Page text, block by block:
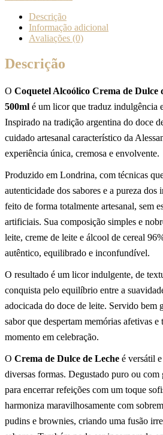
Descrição
Informação adicional
Avaliações (0)
Descrição
O Coquetel Alcoólico Crema de Dulce
500ml é um licor que traduz indulgência
Inspirado na tradição argentina do doce
cuidado artesanal característico da
experiência única, cremosa e envolvente.
Produzido em Londrina, com técnicas
autenticidade dos sabores e a pureza dos
feito de forma totalmente artesanal, sem
artificiais. Sua composição simples e
leite, creme de leite e álcool de cereal
autêntico, equilibrado e inconfundível.
O resultado é um licor indulgente, de
conquista pelo equilíbrio entre a
adocicada do doce de leite. Servido bem
sabor que despertam memórias afetivas
momento em celebração.
O Crema de Dulce de Leche é versátil
diversas formas. Degustado puro ou com
para encerrar refeições com um toque
harmoniza maravilhosamente com
pudins e brownies, criando uma fusão